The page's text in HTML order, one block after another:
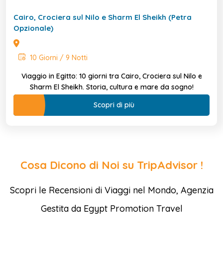
Cairo, Crociera sul Nilo e Sharm El Sheikh (Petra
Opzionale)
10 Giorni / 9 Notti
Viaggio in Egitto: 10 giorni tra Cairo, Crociera sul Nilo e
Sharm El Sheikh. Storia, cultura e mare da sogno!
Scopri di più
Cosa Dicono di Noi su TripAdvisor !
Scopri le Recensioni di Viaggi nel Mondo, Agenzia
Gestita da Egypt Promotion Travel